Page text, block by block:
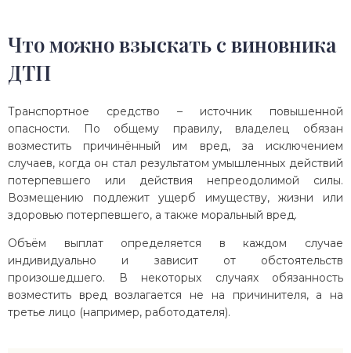
Что можно взыскать с виновника
ДТП
Транспортное средство – источник повышенной
опасности. По общему правилу, владелец обязан
возместить причинённый им вред, за исключением
случаев, когда он стал результатом умышленных действий
потерпевшего или действия непреодолимой силы.
Возмещению подлежит ущерб имуществу, жизни или
здоровью потерпевшего, а также моральный вред.
Объём выплат определяется в каждом случае
индивидуально и зависит от обстоятельств
произошедшего. В некоторых случаях обязанность
возместить вред возлагается не на причинителя, а на
третье лицо (например, работодателя).